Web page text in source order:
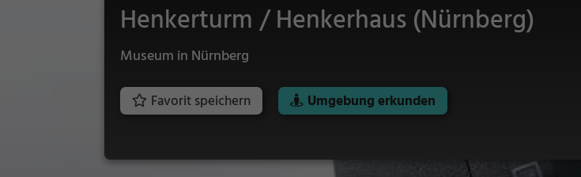
Henkerturm / Henkerhaus (Nürnberg)
Museum in Nürnberg
Favorit speichern Umgebung erkunden